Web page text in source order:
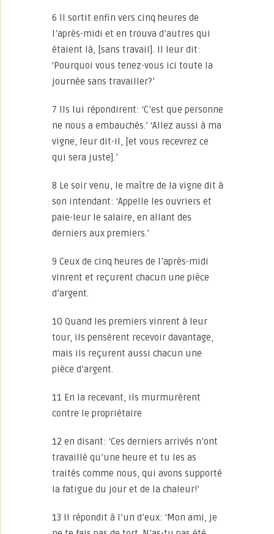
6 Il sortit enfin vers cinq heures de
l’après-midi et en trouva d’autres qui
étaient là, [sans travail]. Il leur dit:
‘Pourquoi vous tenez-vous ici toute la
journée sans travailler?’
7 Ils lui répondirent: ‘C’est que personne
ne nous a embauchés.’ ‘Allez aussi à ma
vigne, leur dit-il, [et vous recevrez ce
qui sera juste].’
8 Le soir venu, le maître de la vigne dit à
son intendant: ‘Appelle les ouvriers et
paie-leur le salaire, en allant des
derniers aux premiers.’
9 Ceux de cinq heures de l’après-midi
vinrent et reçurent chacun une pièce
d’argent.
10 Quand les premiers vinrent à leur
tour, ils pensèrent recevoir davantage,
mais ils reçurent aussi chacun une
pièce d’argent.
11 En la recevant, ils murmurèrent
contre le propriétaire
12 en disant: ‘Ces derniers arrivés n’ont
travaillé qu’une heure et tu les as
traités comme nous, qui avons supporté
la fatigue du jour et de la chaleur!’
13 Il répondit à l’un d’eux: ‘Mon ami, je